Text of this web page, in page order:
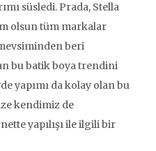
süsledi. Prada, Stella
olsun tüm markalar
beri
bu batik boya trendini
yapımı da kolay olan bu
kendimiz de
yapılışı ile ilgili bir